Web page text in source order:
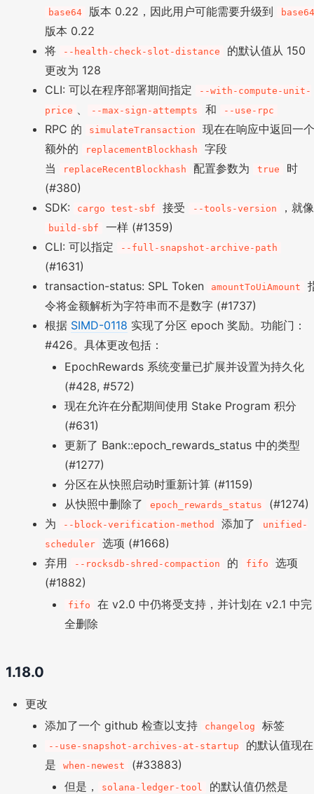
base64 版本 0.22，因此用户可能需要升级到 base64
版本 0.22
将
--health-check-slot-distance
的默认值从 150
更改为 128
CLI: 可以在程序部署期间指定
--with-compute-unit-
price
--max-sign-attempts 和 --use-rpc
RPC 的 simulateTransaction
现在在响应中返回一
额外的
replacementBlockhash
字段
当
replaceRecentBlockhash 配置参数为 true
时
(#380)
SDK:
cargo test-sbf 接受 --tools-version ，就像
build-sbf
一样 (#1359)
CLI: 可以指定
--full-snapshot-archive-path
(#1631)
transaction-status: SPL Token
amountToUiAmount
令将金额解析为字符串而不是数字 (#1737)
根据 SIMD-0118 实现了分区 epoch 奖励。功能门：
#426。具体更改包括：
EpochRewards 系统变量已扩展并设置为持久化
(#428, #572)
现在允许在分配期间使用 Stake Program 积分
(#631)
更新了 Bank::epoch_rewards_status 中的类型
(#1277)
分区在从快照启动时重新计算 (#1159)
从快照中删除了
epoch_rewards_status
(#1274)
为
--block-verification-method 添加了
unified-
scheduler
选项 (#1668)
弃用
--rocksdb-shred-compaction 的 fifo
选项
(#1882)
fifo
在 v2.0 中仍将受支持，并计划在 v2.1 中完
全删除
1.18.0
更改
添加了一个 github 检查以支持
changelog 标签
--use-snapshot-archives-at-startup
的默认值现在
是
when-newest
(#33883)
但是，
solana-ledger-tool 的默认值仍然是